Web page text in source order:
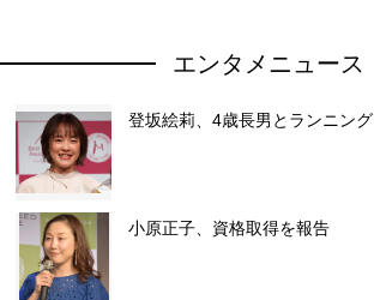
エンタメニュース
登坂絵莉、4歳長男とランニング
小原正子、資格取得を報告